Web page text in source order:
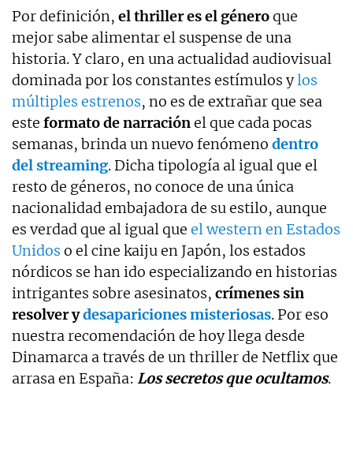
Por definición, el thriller es el géneroque
mejor sabe alimentar el suspense de una
historia. Y claro, en una actualidad audiovisual
dominada por los constantes estímulos ylos
múltiples estrenos, no es de extrañar que sea
este formato de narraciónel que cada pocas
semanas, brinda un nuevo fenómeno dentro
del streaming. Dicha tipología al igual que el
resto de géneros, no conoce de una única
nacionalidad embajadora de su estilo, aunque
es verdad que al igual que el western en Estados
Unidos o el cine kaiju en Japón, los estados
nórdicos se han ido especializando en historias
intrigantes sobre asesinatos, crímenes sin
resolver ydesapariciones misteriosas. Por eso
nuestra recomendación de hoy llega desde
Dinamarca a través de un thriller de Netflix que
arrasa en España: Los secretos que ocultamos.